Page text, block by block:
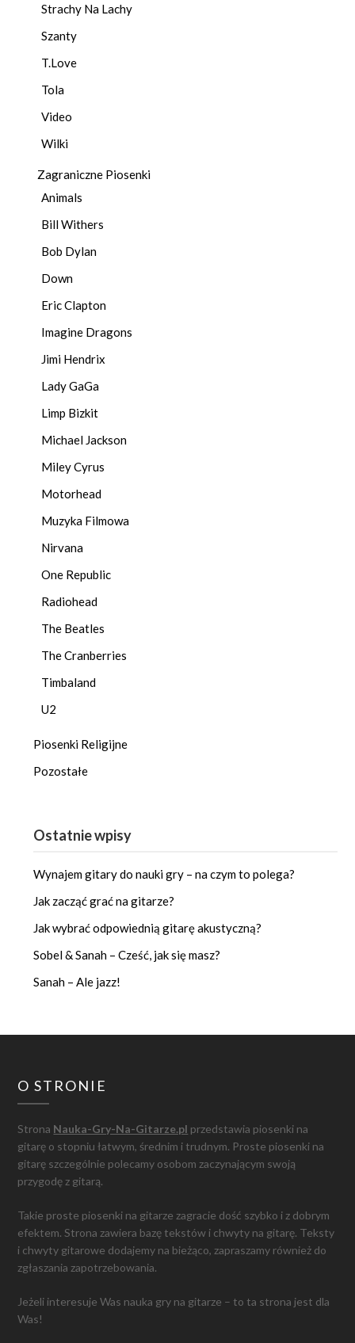
Strachy Na Lachy
Szanty
T.Love
Tola
Video
Wilki
Zagraniczne Piosenki
Animals
Bill Withers
Bob Dylan
Down
Eric Clapton
Imagine Dragons
Jimi Hendrix
Lady GaGa
Limp Bizkit
Michael Jackson
Miley Cyrus
Motorhead
Muzyka Filmowa
Nirvana
One Republic
Radiohead
The Beatles
The Cranberries
Timbaland
U2
Piosenki Religijne
Pozostałe
Ostatnie wpisy
Wynajem gitary do nauki gry – na czym to polega?
Jak zacząć grać na gitarze?
Jak wybrać odpowiednią gitarę akustyczną?
Sobel & Sanah – Cześć, jak się masz?
Sanah – Ale jazz!
O STRONIE
Strona Nauka-Gry-Na-Gitarze.pl przedstawia piosenki na
gitarę o stopniu łatwym, średnim i trudnym. Proste piosenki na
gitarę szczególnie polecamy osobom zaczynającym swoją
przygodę z gitarą.
Takie proste piosenki na gitarze zagracie dość szybko i z dobrym
efektem. Strona zawiera bazę tekstów i chwyty na gitarę. Teksty
i chwyty gitarowe dodajemy na bieżąco, zapraszamy również do
zgłaszania zapotrzebowania.
Jeżeli interesuje Was nauka gry na gitarze – to ta strona jest dla
Was!